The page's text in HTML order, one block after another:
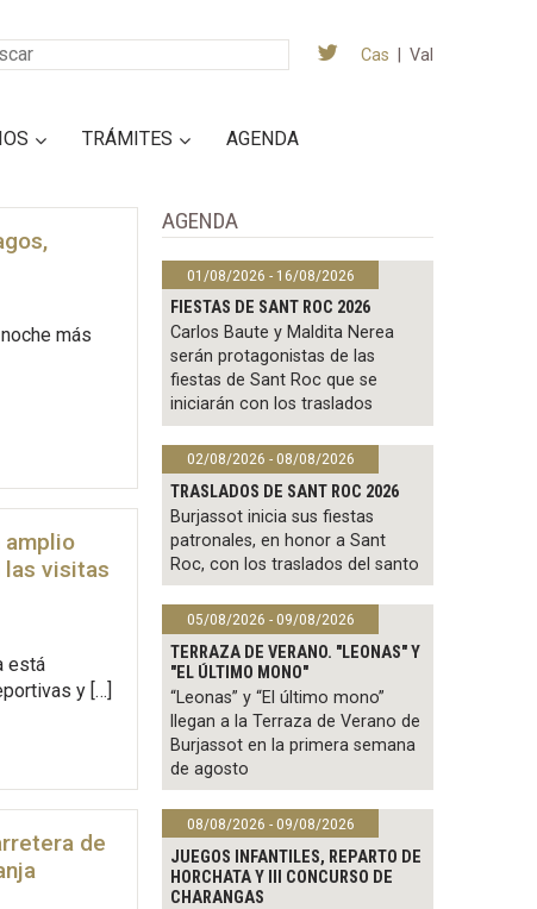
Cas Val
TRÁMITES AGENDA
más
amplio
las visitas
está
y […]
de
AGENDA
01/08/2026 - 16/08/2026
FIESTAS DE SANT ROC 2026
Carlos Baute y Maldita Nerea
serán protagonistas de las
fiestas de Sant Roc que se
iniciarán con los traslados
02/08/2026 - 08/08/2026
TRASLADOS DE SANT ROC 2026
Burjassot inicia sus fiestas
patronales, en honor a Sant
Roc, con los traslados del santo
05/08/2026 - 09/08/2026
TERRAZA DE VERANO. "LEONAS" Y
"EL ÚLTIMO MONO"
“Leonas” y “El último mono”
llegan a la Terraza de Verano de
Burjassot en la primera semana
de agosto
08/08/2026 - 09/08/2026
JUEGOS INFANTILES, REPARTO DE
HORCHATA Y III CONCURSO DE
CHARANGAS